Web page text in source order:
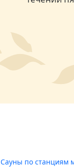
Сауны по станциям